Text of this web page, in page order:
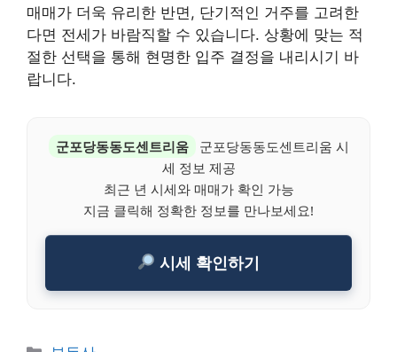
매매가 더욱 유리한 반면, 단기적인 거주를 고려한
다면 전세가 바람직할 수 있습니다. 상황에 맞는 적
절한 선택을 통해 현명한 입주 결정을 내리시기 바
랍니다.
군포당동동도센트리움
군포당동동도센트리움 시
세 정보 제공
최근 년 시세와 매매가 확인 가능
지금 클릭해 정확한 정보를 만나보세요!
시세 확인하기